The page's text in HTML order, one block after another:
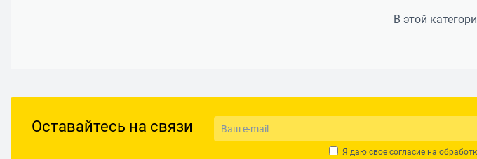
В этой
Оставайтесь на связи
Я даю свое согласие на